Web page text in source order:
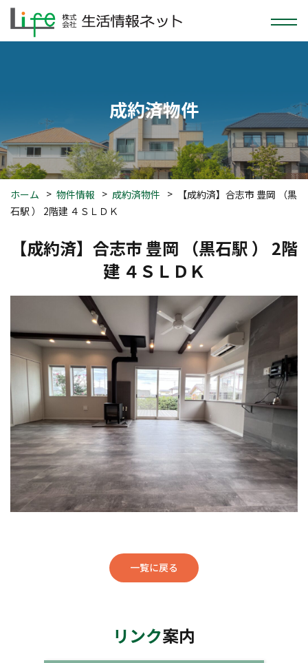
成約済物件
ホーム 物件情報 成約済物件
【成約済】合志市 豊岡 （黒
石駅 ） 2階建 ４ＳＬＤＫ
【成約済】合志市 豊岡 （黒石駅 ） 2階
建 ４ＳＬＤＫ
一覧に戻る
リンク案内